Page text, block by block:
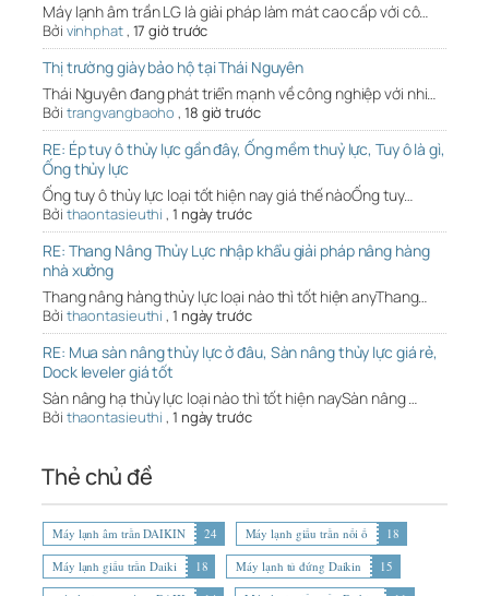
Máy lạnh âm trần LG là giải pháp làm mát cao cấp với cô…
Bởi vinhphat, 17 giờ trước
Thị trường giày bảo hộ tại Thái Nguyên
Thái Nguyên đang phát triển mạnh về công nghiệp với nhi…
Bởi trangvangbaoho , 18 giờ trước
RE: Ép tuy ô thủy lực gần đây, Ống mềm thuỷ lực, Tuy ô là gì,
Ống thủy lực
Ống tuy ô thủy lực loại tốt hiện nay giá thế nàoỐng tuy…
Bởi thaontasieuthi , 1 ngày trước
RE: Thang Nâng Thủy Lực nhập khẩu giải pháp nâng hàng
nhà xưởng
Thang nâng hàng thủy lực loại nào thì tốt hiện anyThang…
Bởi thaontasieuthi , 1 ngày trước
RE: Mua sàn nâng thủy lực ở đâu, Sàn nâng thủy lực giá rẻ,
Dock leveler giá tốt
Sàn nâng hạ thủy lực loại nào thì tốt hiện naySàn nâng …
Bởi thaontasieuthi , 1 ngày trước
Thẻ chủ đề
Máy lạnh âm trần DAIKIN 24 Máy lạnh giấu trần nối ố
18
Máy lạnh giấu trần Daiki
18 Máy lạnh tủ đứng Daikin
15